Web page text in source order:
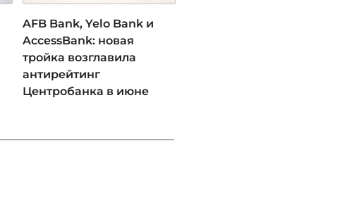
AFB Bank, Yelo Bank и
AccessBank: новая
тройка возглавила
антирейтинг
Центробанка в июне